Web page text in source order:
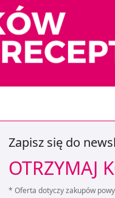
Zapisz się do
OTRZYMAJ
* Oferta dotyczy zakupów